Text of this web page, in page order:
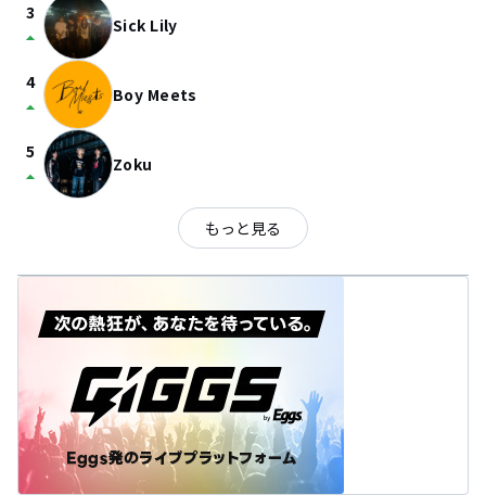
3
arrow_drop_up Sick Lily
4
arrow_drop_up Boy Meets
5
arrow_drop_up Zoku
もっと見る